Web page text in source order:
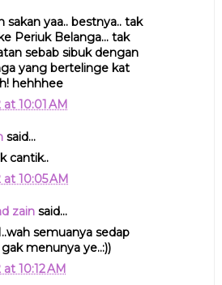
sakan yaa.. bestnya.. tak
Periuk Belanga... tak
sebab sibuk dengan
yang bertelinge kat
hehhhee
10:01 AM
said...
cantik..
at 10:05 AM
zainsaid...
semuanya sedap
menunya ye..:))
10:12 AM